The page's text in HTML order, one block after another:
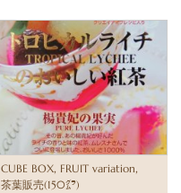
CUBE BOX, FRUIT variation,
茶葉販売(150㌘)